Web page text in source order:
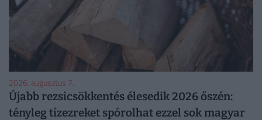
2026. augusztus 7.
Újabb rezsicsökkentés élesedik 2026 őszén:
tényleg tízezreket spórolhat ezzel sok magyar